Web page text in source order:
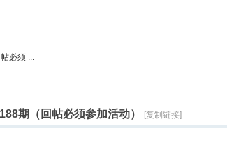
必须 ...
期（回帖必须参加活动） [复制链接]